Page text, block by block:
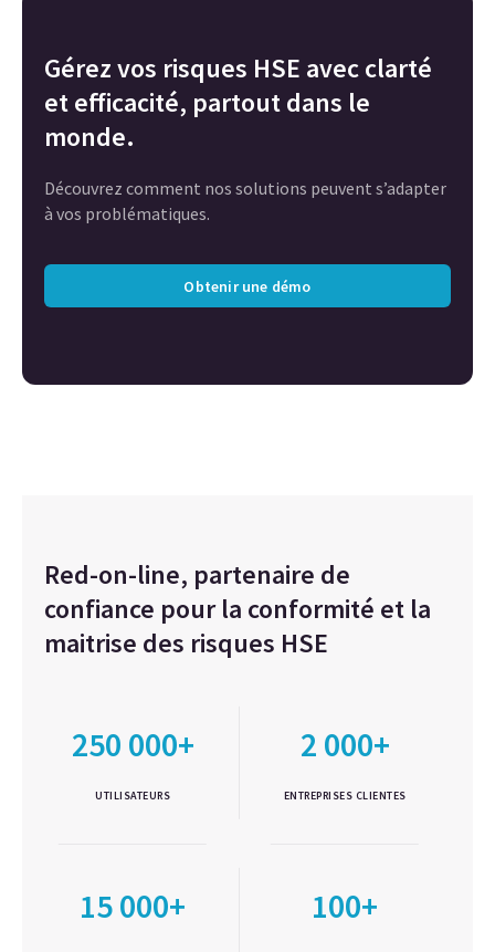
Gérez vos risques HSE avec clarté
et efficacité, partout dans le
monde.
Découvrez comment nos solutions peuvent s’adapter
à vos problématiques.
Obtenir une démo
Red-on-line, partenaire de
confiance pour la conformité et la
maitrise des risques HSE
250 000+
UTILISATEURS
2 000+
ENTREPRISES CLIENTES
15 000+ 100+